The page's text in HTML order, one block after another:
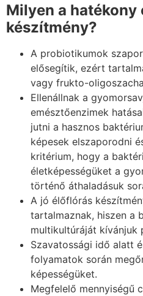
Milyen a hatékony
készítmény?
A probiotikumok
elősegítik, ezért
vagy frukto-
Ellenállnak a
emésztőenzimek
jutni a hasznos
képesek elszaporodni
kritérium, hogy a
életképességüket a
történő áthaladásuk
A jó élőflórás
tartalmaznak, hiszen a
multikultúráját kívánjuk
Szavatossági idő alatt
folyamatok során
képességüket.
Megfelelő mennyiségű